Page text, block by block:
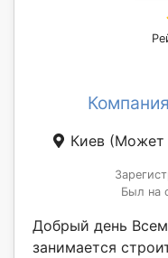
Киев (Может
Был на
Добрый день
занимается